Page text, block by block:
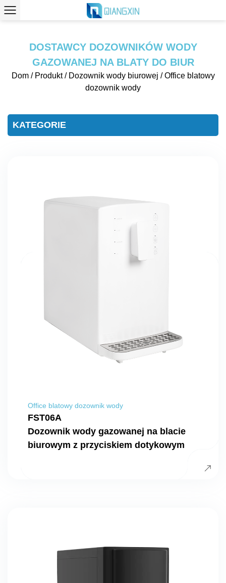
DOSTAWCY DOZOWNIKÓW WODY
GAZOWANEJ NA BLATY DO BIUR
Dom/ Produkt/ Dozownik wody biurowej /Office blatowy
dozownik wody
KATEGORIE
Office blatowy dozownik wody
FST06A
Dozownik wody gazowanej na blacie
biurowym z przyciskiem dotykowym